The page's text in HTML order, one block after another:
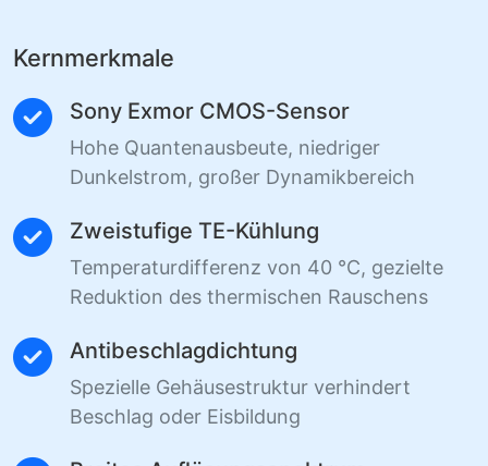
Kernmerkmale
Sony Exmor CMOS-Sensor
Hohe Quantenausbeute, niedriger
Dunkelstrom, großer Dynamikbereich
Zweistufige TE-Kühlung
Temperaturdifferenz von 40 °C, gezielte
Reduktion des thermischen Rauschens
Antibeschlagdichtung
Spezielle Gehäusestruktur verhindert
Beschlag oder Eisbildung